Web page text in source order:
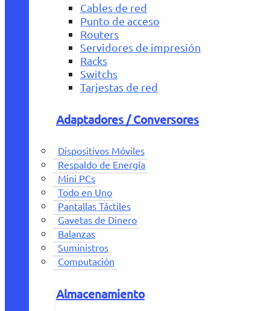
Cables de red
Punto de acceso
Routers
Servidores de impresión
Racks
Switchs
Tarjestas de red
Adaptadores / Conversores
Dispositivos Móviles
Respaldo de Energía
Mini PCs
Todo en Uno
Pantallas Táctiles
Gavetas de Dinero
Balanzas
Suministros
Computación
Almacenamiento